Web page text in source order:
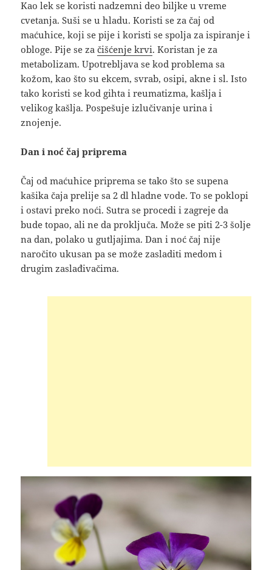
Kao lek se koristi nadzemni deo biljke u vreme
cvetanja. Suši se u hladu. Koristi se za čaj od
maćuhice, koji se pije i koristi se spolja za ispiranje i
obloge. Pije se začišćenje krvi. Koristan je za
metabolizam. Upotrebljava se kod problema sa
kožom, kao što su ekcem, svrab, osipi, akne i sl. Isto
tako koristi se kod gihta i reumatizma, kašlja i
velikog kašlja. Pospešuje izlučivanje urina i
znojenje.
Dan i noć čaj priprema
Čaj od maćuhice priprema se tako što se supena
kašika čaja prelije sa 2 dl hladne vode. To se poklopi
i ostavi preko noći. Sutra se procedi i zagreje da
bude topao, ali ne da proključa. Može se piti 2-3 šolje
na dan, polako u gutljajima. Dan i noć čaj nije
naročito ukusan pa se može zasladiti medom i
drugim zaslađivačima.